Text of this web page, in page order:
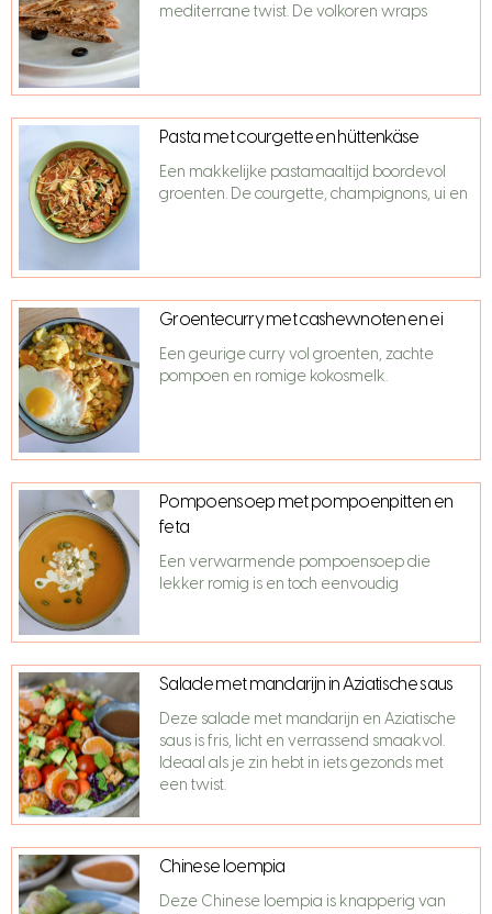
mediterrane twist. De volkoren wraps
Pasta met courgette en hüttenkäse
Een makkelijke pastamaaltijd boordevol
groenten. De courgette, champignons, ui en
Groentecurry met cashewnoten en ei
Een geurige curry vol groenten, zachte
pompoen en romige kokosmelk.
Pompoensoep met pompoenpitten en
feta
Een verwarmende pompoensoep die
lekker romig is en toch eenvoudig
Salade met mandarijn in Aziatische saus
Deze salade met mandarijn en Aziatische
saus is fris, licht en verrassend smaakvol.
Ideaal als je zin hebt in iets gezonds met
een twist.
Chinese loempia
Deze Chinese loempia is knapperig van